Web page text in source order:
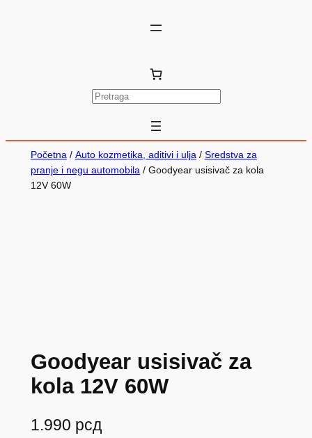
P
t
r
Početna/ Auto kozmetika, aditivi i ulja/ Sredstva za
pranje i negu automobila/ Goodyear usisivač za kola
12V 60W
Goodyear usisivač za
kola 12V 60W
1.990 рсд